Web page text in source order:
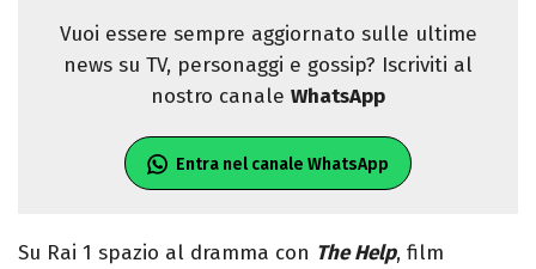
Vuoi essere sempre aggiornato sulle ultime
news su TV, personaggi e gossip? Iscriviti al
nostro canale WhatsApp
Entra nel canale WhatsApp
Su Rai 1 spazio al dramma con The Help, film